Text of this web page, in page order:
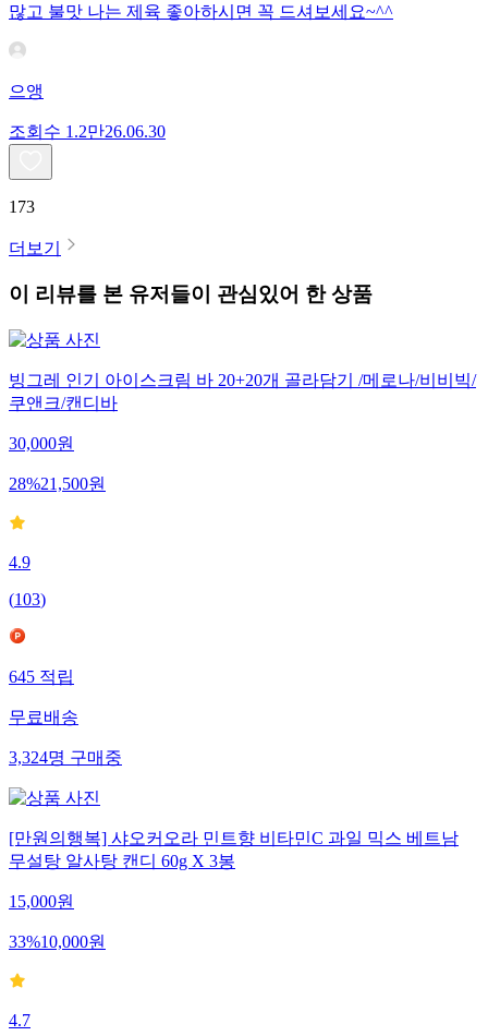
많고 불맛 나는 제육 좋아하시면 꼭 드셔보세요~^^
으앵
조회수 1.2만26.06.30
173
더보기
이 리뷰를 본 유저들이 관심있어 한 상품
빙그레 인기 아이스크림 바 20+20개 골라담기 /메로나/비비빅/
쿠앤크/캔디바
30,000원
28%21,500원
4.9
(103)
645 적립
무료배송
3,324명 구매중
[만원의행복] 샤오커오라 민트향 비타민C 과일 믹스 베트남
무설탕 알사탕 캔디 60g X 3봉
15,000원
33%10,000원
4.7